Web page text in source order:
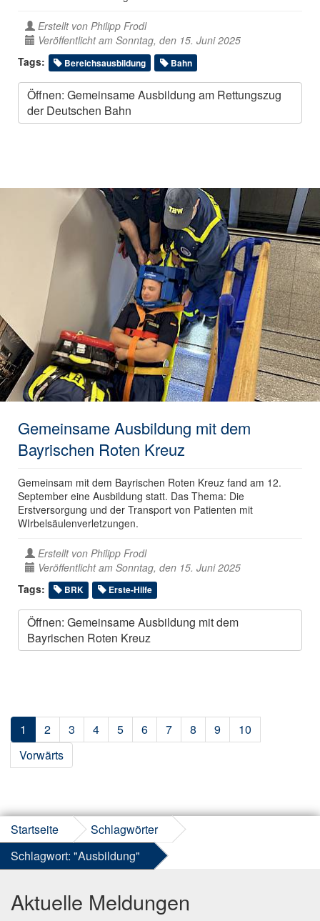
Erstellt von Philipp Frodl
Veröffentlicht am Sonntag, den 15. Juni 2025
Tags:
Bereichsausbildung Bahn
Öffnen: Gemeinsame Ausbildung am Rettungszug
der Deutschen Bahn
Gemeinsame Ausbildung mit dem
Bayrischen Roten Kreuz
Gemeinsam mit dem Bayrischen Roten Kreuz fand am 12.
September eine Ausbildung statt. Das Thema: Die
Erstversorgung und der Transport von Patienten mit
WIrbelsäulenverletzungen.
Erstellt von Philipp Frodl
Veröffentlicht am Sonntag, den 15. Juni 2025
Tags:
BRK Erste-Hilfe
Öffnen: Gemeinsame Ausbildung mit dem
Bayrischen Roten Kreuz
1 2 3 4 5 6 7 8 9
10
Vorwärts
Startseite
Schlagwörter
Schlagwort: "Ausbildung"
Aktuelle Meldungen